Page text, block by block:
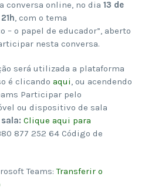
conversa online, no dia 13 de
21h, com o tema
– o papel de educador”, aberto
nesta conversa.
será utilizada a plataforma
é clicando aqui, ou acendendo
Participar pelo
ou dispositivo de sala
sala: Clique aqui para
877 252 64 Código de
Teams:Transferir o